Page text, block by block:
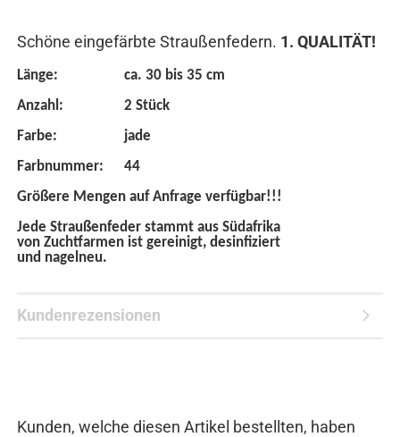
Schöne eingefärbte Straußenfedern. 1. QUALITÄT!
Länge:
Anzahl:
Farbe:
Farbnummer:
ca. 30 bis 35 cm
2 Stück
jade
44
Größere Mengen auf Anfrage verfügbar!!!
Jede Straußenfeder stammt aus Südafrika
von Zuchtfarmen ist gereinigt, desinfiziert
und nagelneu.
Kundenrezensionen
Kunden, welche diesen Artikel bestellten, haben